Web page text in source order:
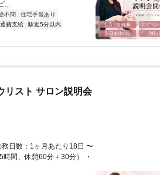
...
不問
住宅手当あり
費支給
駅近5分以内
リスト サロン説明会
日数：1ヶ月あたり18日 〜
間、休憩60分＋30分） ・